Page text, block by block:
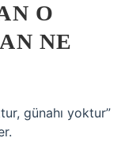
O
NE
günahı yoktur”